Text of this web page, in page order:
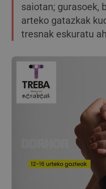
saiotan; gurasoek,
arteko gatazkak
tresnak eskuratu